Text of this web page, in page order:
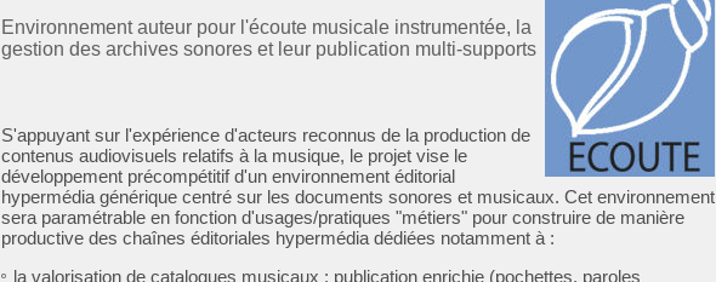
Environnement auteur pour l'écoute musicale instrumentée, la
gestion des archives sonores et leur publication multi-supports
S'appuyant sur l'expérience d'acteurs reconnus de la production de
contenus audiovisuels relatifs à la musique, le projet vise le
développement précompétitif d'un environnement éditorial
hypermédia générique centré sur les documents sonores et musicaux. Cet environnement
sera paramétrable en fonction d'usages/pratiques "métiers" pour construire de manière
productive des chaînes éditoriales hypermédia dédiées notamment à :
la valorisation de catalogues musicaux : publication enrichie (pochettes, paroles